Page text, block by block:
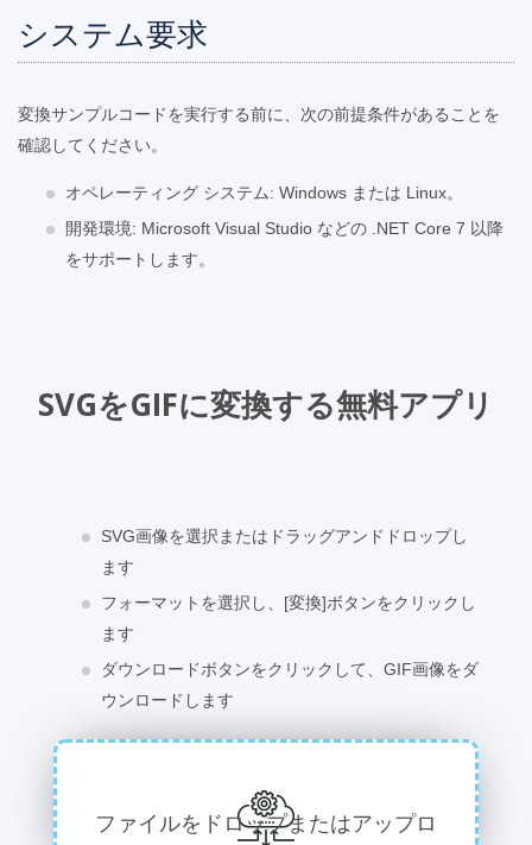
システム要求
変換サンプルコードを実行する前に、次の前提条件があることを
確認してください。
オペレーティング システム: Windows または Linux。
開発環境: Microsoft Visual Studio などの .NET Core 7 以降
をサポートします。
SVGをGIFに変換する無料アプリ
SVG画像を選択またはドラッグアンドドロップし
ます
フォーマットを選択し、[変換]ボタンをクリックし
ます
ダウンロードボタンをクリックして、GIF画像をダ
ウンロードします
ファイルをドロップまたはアップロ